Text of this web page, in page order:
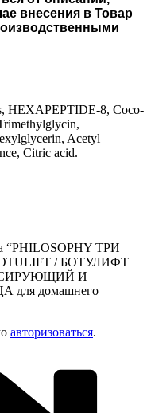
внесения в Товар
HEXAPEPTIDE-8, Coco-
Acetyl
Citric acid.
“PHILOSOPHY ТРИ
/ БОТУЛИФТ
И
домашнего
авторизоваться.